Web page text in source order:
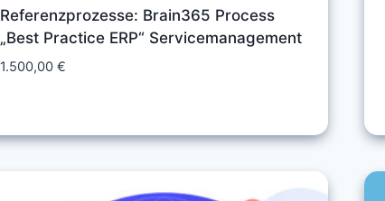
Referenzprozesse: Brain365 Process
„Best Practice ERP“ Service‎management
1.500,00 €